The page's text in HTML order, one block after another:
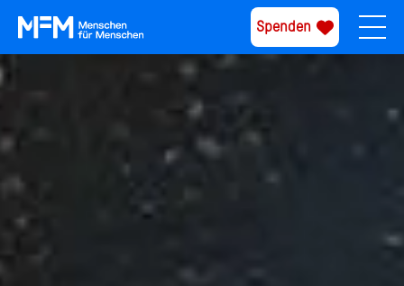
Spenden